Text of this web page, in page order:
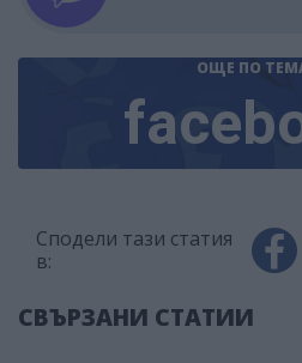
ОЩЕ ПО
Сподели тази статия
в:
СВЪРЗАНИ СТАТИИ